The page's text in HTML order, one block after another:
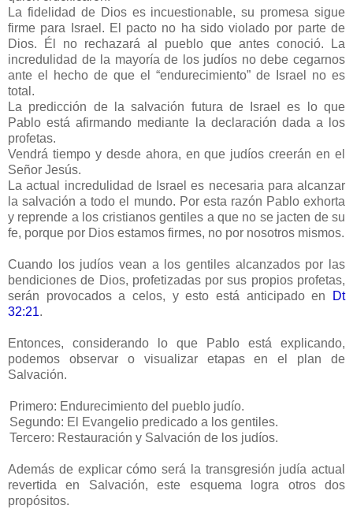
La fidelidad de Dios es incuestionable, su promesa sigue
firme para Israel. El pacto no ha sido violado por parte de
Dios. Él no rechazará al pueblo que antes conoció. La
incredulidad de la mayoría de los judíos no debe cegarnos
ante el hecho de que el “endurecimiento” de Israel no es
total.
La predicción de la salvación futura de Israel es lo que
Pablo está afirmando mediante la declaración dada a los
profetas.
Vendrá tiempo y desde ahora, en que judíos creerán en el
Señor Jesús.
La actual incredulidad de Israel es necesaria para alcanzar
la salvación a todo el mundo. Por esta razón Pablo exhorta
y reprende a los cristianos gentiles a que no se jacten de su
fe, porque por Dios estamos firmes, no por nosotros mismos.
Cuando los judíos vean a los gentiles alcanzados por las
bendiciones de Dios, profetizadas por sus propios profetas,
serán provocados a celos, y esto está anticipado en
Dt
32:21.
Entonces, considerando lo que Pablo está explicando,
podemos observar o visualizar etapas en el plan de
Salvación.
Primero: Endurecimiento del pueblo judío.
Segundo: El Evangelio predicado a los gentiles.
Tercero: Restauración y Salvación de los judíos.
Además de explicar cómo será la transgresión judía actual
revertida en Salvación, este esquema logra otros dos
propósitos.